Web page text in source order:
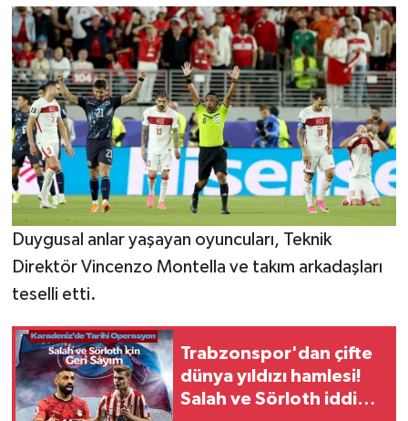
Duygusal anlar yaşayan oyuncuları, Teknik
Direktör Vincenzo Montella ve takım arkadaşları
teselli etti.
Trabzonspor'dan çifte
dünya yıldızı hamlesi!
Salah ve Sörloth iddiası